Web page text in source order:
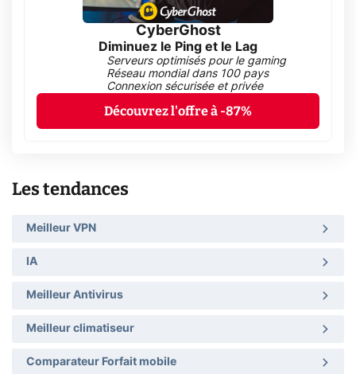
CyberGhost
Diminuez le Ping et le Lag
Serveurs optimisés pour le gaming
Réseau mondial dans 100 pays
Connexion sécurisée et privée
Découvrez l'offre à -87%
Les tendances
Meilleur VPN
IA
Meilleur Antivirus
Meilleur climatiseur
Comparateur Forfait mobile